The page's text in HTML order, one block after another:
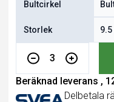
Bultcirkel
Storlek
3
Beräknad leverans ,
Delbetala